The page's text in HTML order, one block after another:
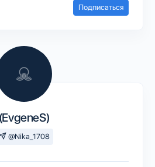
Подписаться
(EvgeneS)
@Nika_1708